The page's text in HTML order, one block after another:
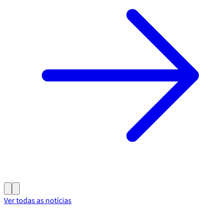
Ver todas as notícias